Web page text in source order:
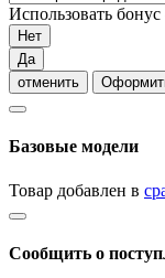
Использовать бонус
Нет
Да
отменить
Базовые модели
Товар добавлен в
Сообщить о